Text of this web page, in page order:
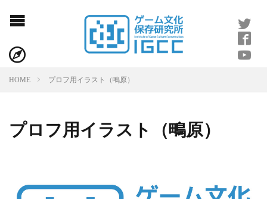
HOME プロフ用イラスト（鴫原）
プロフ用イラスト（鴫原）